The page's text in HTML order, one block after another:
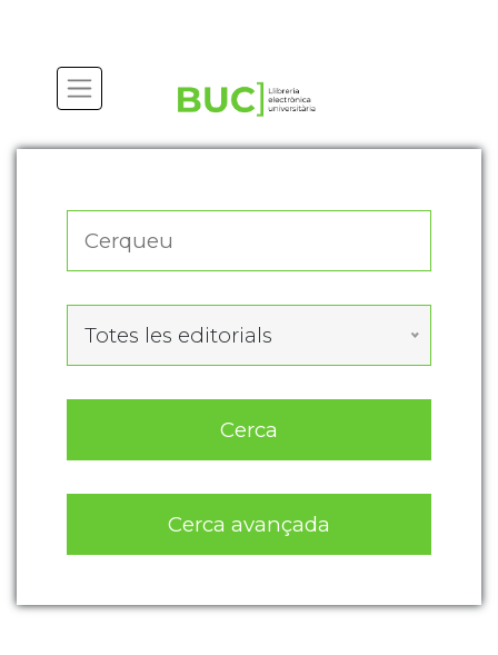
Totes les editorials
Cerca
Cerca avançada